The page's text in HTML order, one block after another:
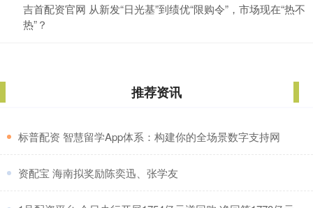
吉首配资官网 从新发“日光基”到绩优“限购令”，市场现在“热不
热”？
推荐资讯
​标普配资 智慧留学App体系：构建你的全场景数字支持网
​资配宝 海南拟奖励陈奕迅、张学友